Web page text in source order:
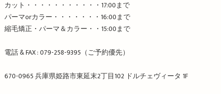
カット・・・・・・・・・・・ 17:00まで
パーマorカラー・・・・・・・ 16:00まで
縮毛矯正・パーマ＆カラー・・ 15:00まで
電話& FAX : 079-258-9395 （ご予約優先）
670-0965兵庫県姫路市東延末2丁目102 ドルチェヴィータ 1F